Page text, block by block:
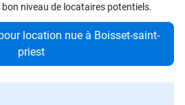
niveau de locataires potentiels.
location nue à Boisset-saint-
priest